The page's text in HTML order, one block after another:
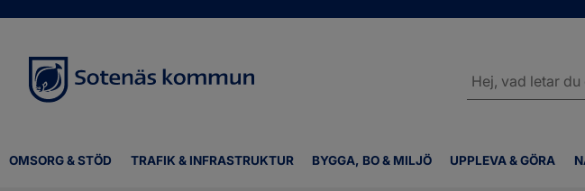
OMSORG & STÖD TRAFIK & INFRASTRUKTUR BYGGA, BO & MILJÖ UPPLEVA & GÖRA
webbplatsen